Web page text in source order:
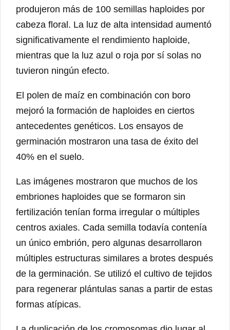
produjeron más de 100 semillas haploides por
cabeza floral. La luz de alta intensidad aumentó
significativamente el rendimiento haploide,
mientras que la luz azul o roja por sí solas no
tuvieron ningún efecto.
El polen de maíz en combinación con boro
mejoró la formación de haploides en ciertos
antecedentes genéticos. Los ensayos de
germinación mostraron una tasa de éxito del
40% en el suelo.
Las imágenes mostraron que muchos de los
embriones haploides que se formaron sin
fertilización tenían forma irregular o múltiples
centros axiales. Cada semilla todavía contenía
un único embrión, pero algunas desarrollaron
múltiples estructuras similares a brotes después
de la germinación. Se utilizó el cultivo de tejidos
para regenerar plántulas sanas a partir de estas
formas atípicas.